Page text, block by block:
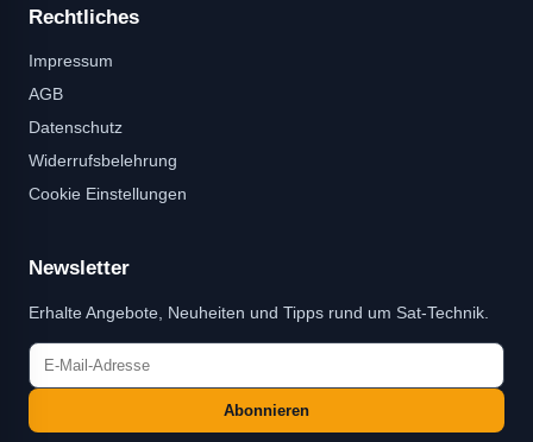
Rechtliches
Impressum
AGB
Datenschutz
Widerrufsbelehrung
Cookie Einstellungen
Newsletter
Erhalte Angebote, Neuheiten und Tipps rund um Sat-Technik.
Abonnieren